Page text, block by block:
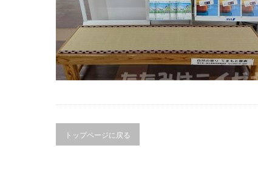
トップページに戻る